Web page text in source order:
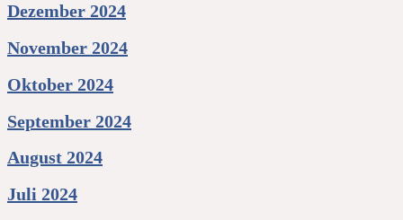
Dezember 2024
November 2024
Oktober 2024
September 2024
August 2024
Juli 2024